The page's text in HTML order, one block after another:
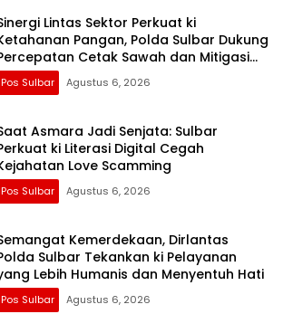
Lintas Sektor Perkuat ki
Pangan, Polda Sulbar Dukung
Cetak Sawah dan Mitigasi
Pos Sulbar Agustus 6, 2026
Asmara Jadi Senjata: Sulbar
ki Literasi Digital Cegah
Love Scamming
Pos Sulbar Agustus 6, 2026
Kemerdekaan, Dirlantas
Sulbar Tekankan ki Pelayanan
Lebih Humanis dan Menyentuh Hati
Pos Sulbar Agustus 6, 2026